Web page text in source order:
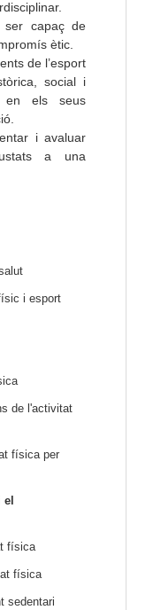
ser capaç de
ètic.
de l’esport
social i
en els seus
i avaluar
a una
i esport
de l'activitat
física per
física
física
sedentari